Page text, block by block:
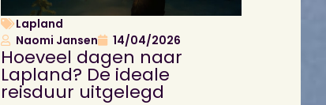
Lapland
Naomi Jansen
14/04/2026
Hoeveel dagen naar
Lapland? De ideale
reisduur uitgelegd